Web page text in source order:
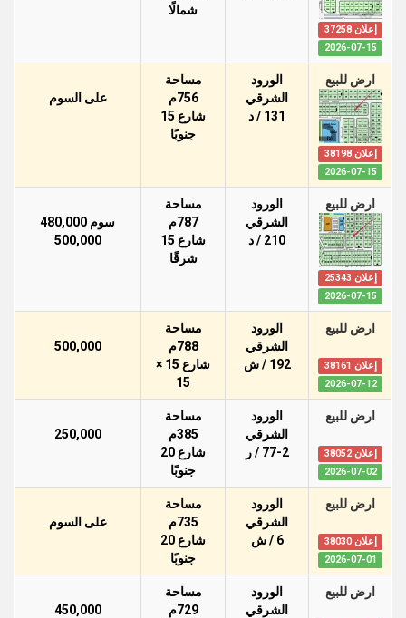
إعلان 37258
2026-07-15
شمالًا
ارض للبيع
إعلان 38198
2026-07-15
الورود
الشرقي
131 / د
مساحة
756م
شارع 15
جنوبًا
على السوم
ارض للبيع
إعلان 25343
2026-07-15
الورود
الشرقي
210 / د
مساحة
787م
شارع 15
شرقًا
سوم 480,000
500,000
ارض للبيع
إعلان 38161
2026-07-12
الورود
الشرقي
192 / ش
مساحة
788م
شارع 15 ×
15
500,000
ارض للبيع
إعلان 38052
2026-07-02
الورود
الشرقي
77-2 / ر
مساحة
385م
شارع 20
جنوبًا
250,000
ارض للبيع
إعلان 38030
2026-07-01
الورود
الشرقي
6 / ش
مساحة
735م
شارع 20
جنوبًا
على السوم
ارض للبيع
الورود
الشرقي
مساحة
729م
450,000